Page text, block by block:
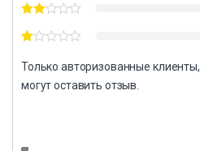
Только авторизованные
могут оставить отзыв.